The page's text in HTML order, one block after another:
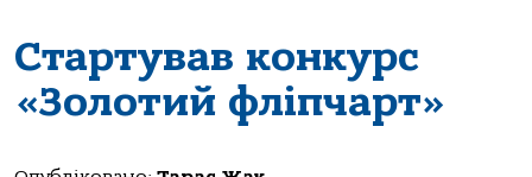
Стартував конкурс
«Золотий фліпчарт»